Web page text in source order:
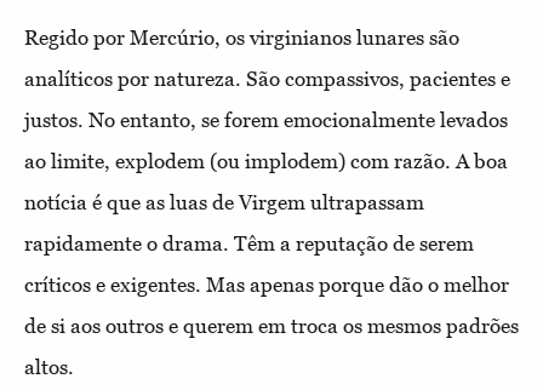
Regido por Mercúrio, os virginianos lunares são
analíticos por natureza. São compassivos, pacientes e
justos. No entanto, se forem emocionalmente levados
ao limite, explodem (ou implodem) com razão. A boa
notícia é que as luas de Virgem ultrapassam
rapidamente o drama. Têm a reputação de serem
críticos e exigentes. Mas apenas porque dão o melhor
de si aos outros e querem em troca os mesmos padrões
altos.